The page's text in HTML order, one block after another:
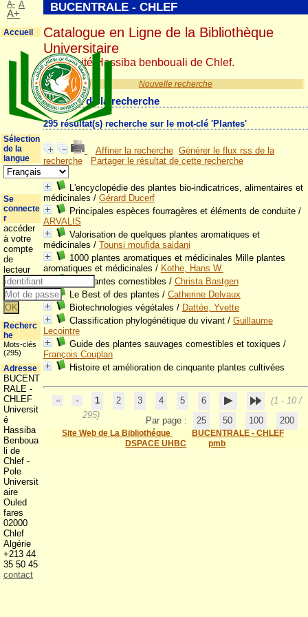
Nouvelle recherche
Résultat de la recherche
295 résultat(s) recherche sur le mot-clé 'Plantes'
Affiner la recherche Générer le flux rss de la
recherche
Partager le résultat de cette recherche
L'encyclopédie des plantes bio-indicatrices, alimentaires et
médicinales / Gérard Ducerf
Principales espèces fourragères et éléments de conduite/
ARVALIS
Valorisation de quelques plantes aromatiques et
médicinales / Tounsi moufida saidani
1000 plantes aromatiques et médicinales Mille plantes
aromatiques et médicinales / Kothe, Hans W.
300 plantes comestibles / Christa Bastgen
Le Best of des plantes / Catherine Delvaux
Biotechnologies végétales / Dattée, Yvette
Classification phylogénétique du vivant/ Guillaume
Lecointre
Guide des plantes sauvages comestibles et toxiques /
François Couplan
Histoire et amélioration de cinquante plantes cultivées
1 2 3 4 5 6
(1 - 10 /
295)
Par page : 25 50 100 200
Site Web de La Bibliothéque
BUCENTRALE - CHLEF
DSPACE UHBC
pmb
BUCENTRALE - CHLEF
Catalogue en Ligne de la Bibliothèque
Universitaire
Université Hassiba benbouali de Chlef.
A- A
A+
Accueil
Sélection
de la
langue
Se
connecte
r
accéder
à votre
compte
de
lecteur
Recherc
he
Mots-clés
(295)
Adresse
BUCENT
RALE -
CHLEF
Universit
é
Hassiba
Benboua
li de
Chlef -
Pole
Universit
aire
Ouled
fares
02000
Chlef
Algérie
+213 44
35 50 45
contact